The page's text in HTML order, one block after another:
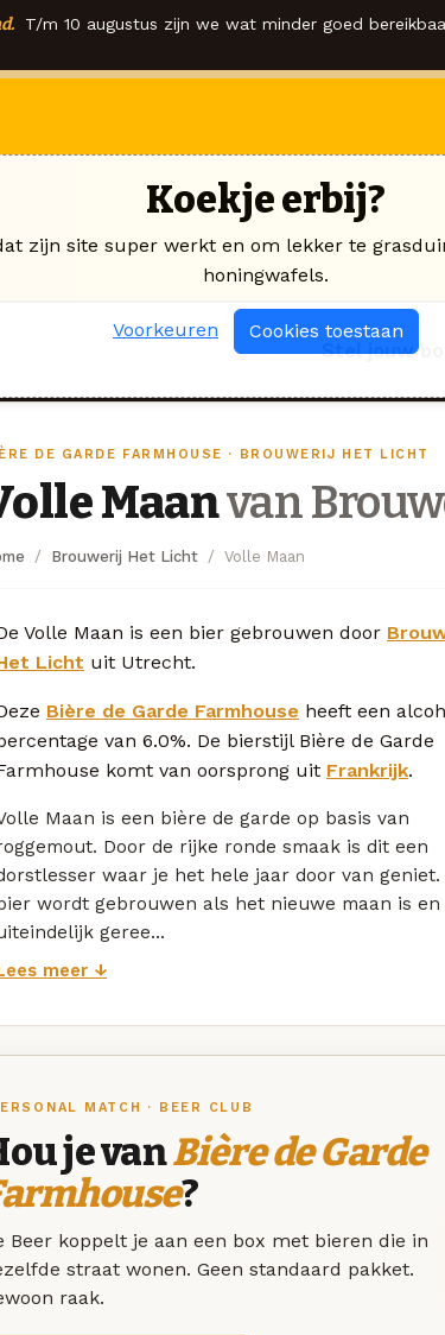
T/m 10 augustus zijn we wat minder goed
Stel jouw
DE GARDE FARMHOUSE · BROUWERIJ HET LICHT
Maanvan
Brouwerij Het Licht Volle Maan
Volle Maan is een bier gebrouwen door
Licht uit Utrecht.
Bière de Garde Farmhouse heeft een
van 6.0%. De bierstijl Bière de Garde
komt van oorsprong uit Frankrijk.
Maan is een bière de garde op basis van
Door de rijke ronde smaak is dit een
waar je het hele jaar door van geniet.
wordt gebrouwen als het nieuwe maan is en
geree...
meer ↓
MATCH · BEER CLUB
je vanBière de Garde
?
Beer koppelt je aan een box met bieren die in
straat wonen. Geen standaard pakket.
raak.
Koekje erbij?
zijn site super werkt en om lekker te
honingwafels.
Voorkeuren Cookies toestaan